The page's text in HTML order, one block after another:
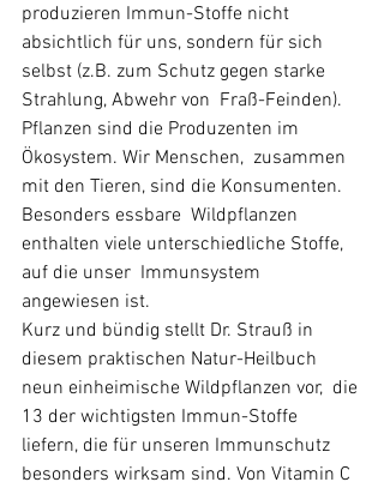
produzieren Immun-Stoffe nicht
absichtlich für uns, sondern für sich
selbst (z.B. zum Schutz gegen starke
Strahlung, Abwehr von  Fraß-Feinden).
Pflanzen sind die Produzenten im
Ökosystem. Wir Menschen,  zusammen
mit den Tieren, sind die Konsumenten.
Besonders essbare  Wildpflanzen
enthalten viele unterschiedliche Stoffe,
auf die unser  Immunsystem
angewiesen ist.
Kurz und bündig stellt Dr. Strauß in
diesem praktischen Natur-Heilbuch
neun einheimische Wildpflanzen vor,  die
13 der wichtigsten Immun-Stoffe
liefern, die für unseren Immunschutz
besonders wirksam sind. Von Vitamin C